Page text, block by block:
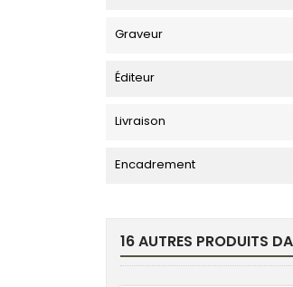
Graveur
Éditeur
Livraison
Encadrement
16 AUTRES PRODUITS